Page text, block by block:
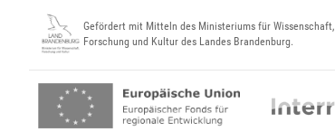
Gefördert mit Mitteln des Ministeriums für Wissenschaft,
Forschung und Kultur des Landes Brandenburg.